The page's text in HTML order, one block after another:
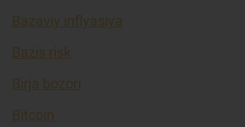
Bazaviy inflyasiya
Bazis risk
Birja bozori
Bitcoin